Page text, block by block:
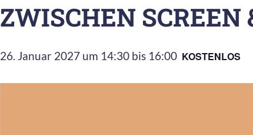
ZWISCHEN SCREEN
26. Januar 2027 um 14:30 bis 16:00 KOSTENLOS